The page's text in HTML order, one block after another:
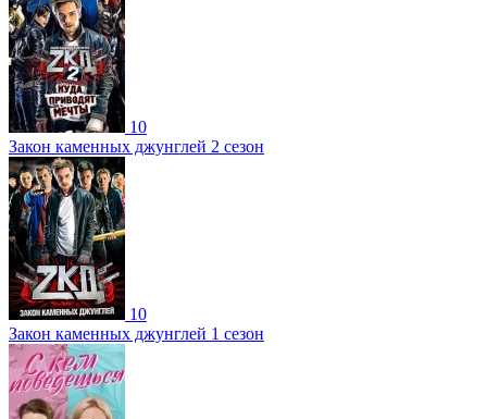
10
Закон каменных джунглей 2 сезон
10
Закон каменных джунглей 1 сезон